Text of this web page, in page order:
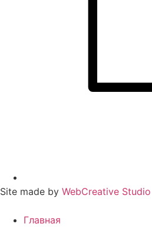
Site made by WebCreative Studio
Главная